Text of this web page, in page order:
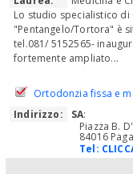
Lo studio specialistico
"Pentangelo/Tortora" è
tel.081/ 5152565-
fortemente ampliato...
Ortodonzia fissa e
Indirizzo:
SA:
Piazza B.
84016
Tel: